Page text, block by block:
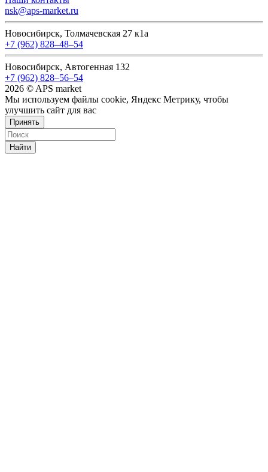
nsk@aps-market.ru
Новосибирск, Толмачевская 27 к1а
+7 (962) 828‒48‒54
Новосибирск, Автогенная 132
+7 (962) 828‒56‒54
2026 © APS market
Мы используем файлы cookie, Яндекс Метрику, чтобы
улучшить сайт для вас
Принять
Найти